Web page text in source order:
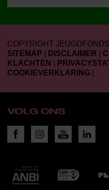
COPYRIGHT
SITEMAP
DISCLAIMER
KLACHTEN
COOKIEVERKLARING
VOLG ONS